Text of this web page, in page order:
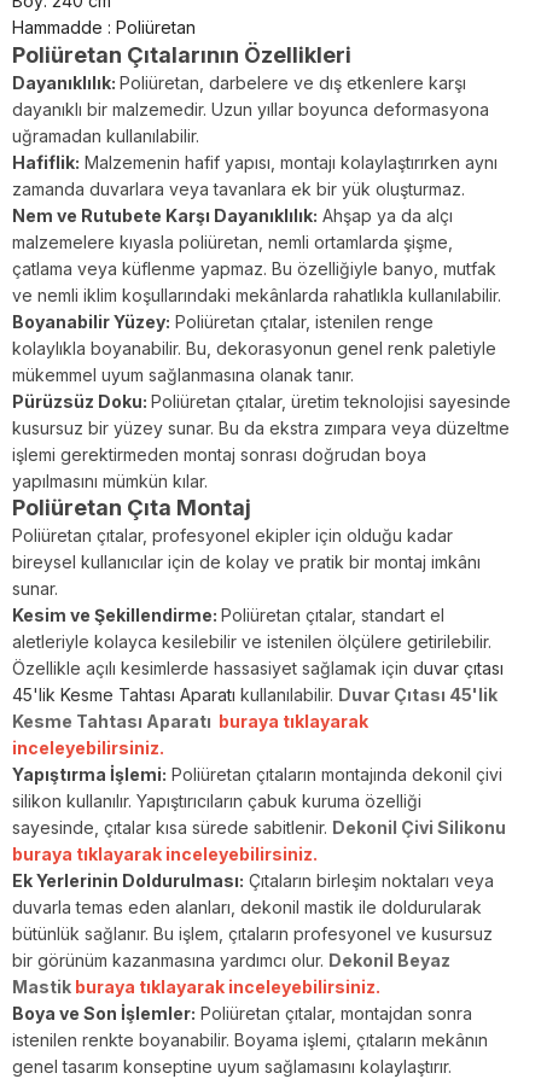
Hammadde : Poliüretan
Poliüretan Çıtalarının Özellikleri
Dayanıklılık: Poliüretan, darbelere ve dış etkenlere karşı
dayanıklı bir malzemedir. Uzun yıllar boyunca deformasyona
uğramadan kullanılabilir.
Hafiflik: Malzemenin hafif yapısı, montajı kolaylaştırırken aynı
zamanda duvarlara veya tavanlara ek bir yük oluşturmaz.
Nem ve Rutubete Karşı Dayanıklılık: Ahşap ya da alçı
malzemelere kıyasla poliüretan, nemli ortamlarda şişme,
çatlama veya küflenme yapmaz. Bu özelliğiyle banyo, mutfak
ve nemli iklim koşullarındaki mekânlarda rahatlıkla kullanılabilir.
Boyanabilir Yüzey: Poliüretan çıtalar, istenilen renge
kolaylıkla boyanabilir. Bu, dekorasyonun genel renk paletiyle
mükemmel uyum sağlanmasına olanak tanır.
Pürüzsüz Doku: Poliüretan çıtalar, üretim teknolojisi sayesinde
kusursuz bir yüzey sunar. Bu da ekstra zımpara veya düzeltme
işlemi gerektirmeden montaj sonrası doğrudan boya
yapılmasını mümkün kılar.
Poliüretan Çıta Montaj
Poliüretan çıtalar, profesyonel ekipler için olduğu kadar
bireysel kullanıcılar için de kolay ve pratik bir montaj imkânı
sunar.
Kesim ve Şekillendirme: Poliüretan çıtalar, standart el
aletleriyle kolayca kesilebilir ve istenilen ölçülere getirilebilir.
Özellikle açılı kesimlerde hassasiyet sağlamak için duvar çıtası
45'lik Kesme Tahtası Aparatı kullanılabilir. Duvar Çıtası 45'lik
Kesme Tahtası Aparatı buraya tıklayarak
inceleyebilirsiniz.
Yapıştırma İşlemi: Poliüretan çıtaların montajında dekonil çivi
silikon kullanılır. Yapıştırıcıların çabuk kuruma özelliği
sayesinde, çıtalar kısa sürede sabitlenir. Dekonil Çivi Silikonu
buraya tıklayarak inceleyebilirsiniz.
Ek Yerlerinin Doldurulması: Çıtaların birleşim noktaları veya
duvarla temas eden alanları, dekonil mastik ile doldurularak
bütünlük sağlanır. Bu işlem, çıtaların profesyonel ve kusursuz
bir görünüm kazanmasına yardımcı olur. Dekonil Beyaz
Mastik buraya tıklayarak inceleyebilirsiniz.
Boya ve Son İşlemler: Poliüretan çıtalar, montajdan sonra
istenilen renkte boyanabilir. Boyama işlemi, çıtaların mekânın
genel tasarım konseptine uyum sağlamasını kolaylaştırır.